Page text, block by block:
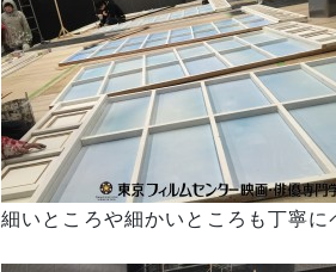
細いところや細かいところも丁寧